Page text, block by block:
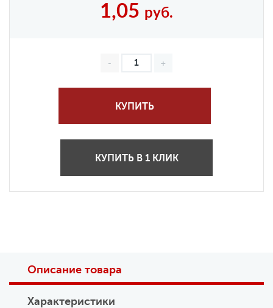
1,05 руб.
КУПИТЬ
КУПИТЬ В 1 КЛИК
Описание товара
Характеристики